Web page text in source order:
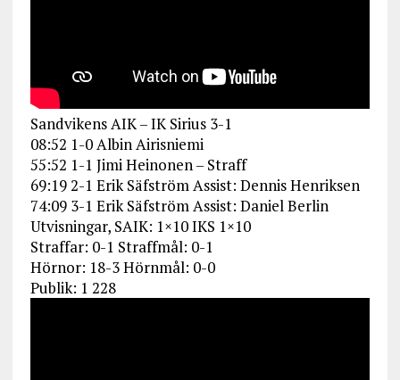
Sandvikens AIK – IK Sirius 3-1
08:52 1-0 Albin Airisniemi
55:52 1-1 Jimi Heinonen – Straff
69:19 2-1 Erik Säfström Assist: Dennis Henriksen
74:09 3-1 Erik Säfström Assist: Daniel Berlin
Utvisningar, SAIK: 1×10 IKS 1×10
Straffar: 0-1 Straffmål: 0-1
Hörnor: 18-3 Hörnmål: 0-0
Publik: 1 228